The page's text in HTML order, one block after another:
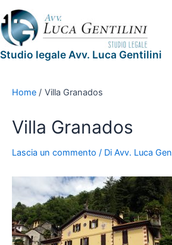
al
contenuto
Studio legale Avv. Luca Gentilini
Home Villa Granados
Villa Granados
Lascia un commento / Di Avv. Luca
articoli